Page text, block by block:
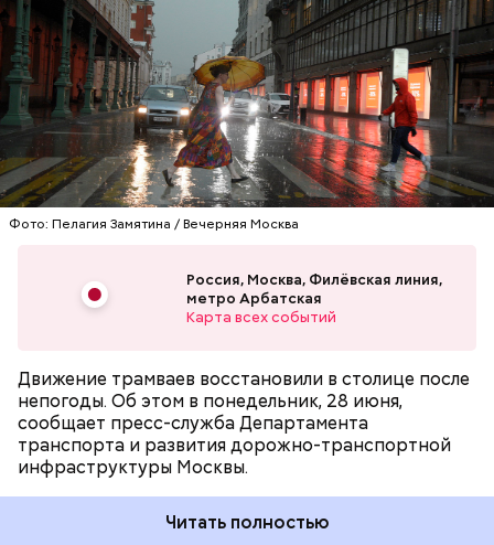
Фото: Пелагия Замятина / Вечерняя Москва
Россия, Москва, Филёвская линия,
метро Арбатская
Карта всех событий
Движение трамваев восстановили в столице после
непогоды. Об этом в понедельник, 28 июня,
сообщает пресс-служба Департамента
транспорта и развития дорожно-транспортной
инфраструктуры Москвы.
Напомним, из-за сильного дождя и
образовавшегося потопа задерживались трамваи
на Волочаевской улице, Загородном шоссе,
Живописной улице в районе проспекта Маршала
Жукова, а также в Костомаровском переулке.
Читать полностью
ТРАНСПОРТ АВТОМОБИЛИ МЕТРО
Летом 2020 года суд признал его виновным.
Студент не согласился с приговором и попытался
помнит, как он напал на полицейских, по причине
алкогольного опьянения, он заявлял, что перед этим
выпил около литра водки.